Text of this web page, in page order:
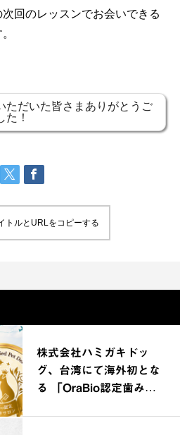
回のレッスンでお会いできる
ただいた皆さまありがとうご
た！
トルとURLをコピーする
株式会社ハミガキドッ
グ、台湾にて海外初とな
る 「OraBio認定歯みが